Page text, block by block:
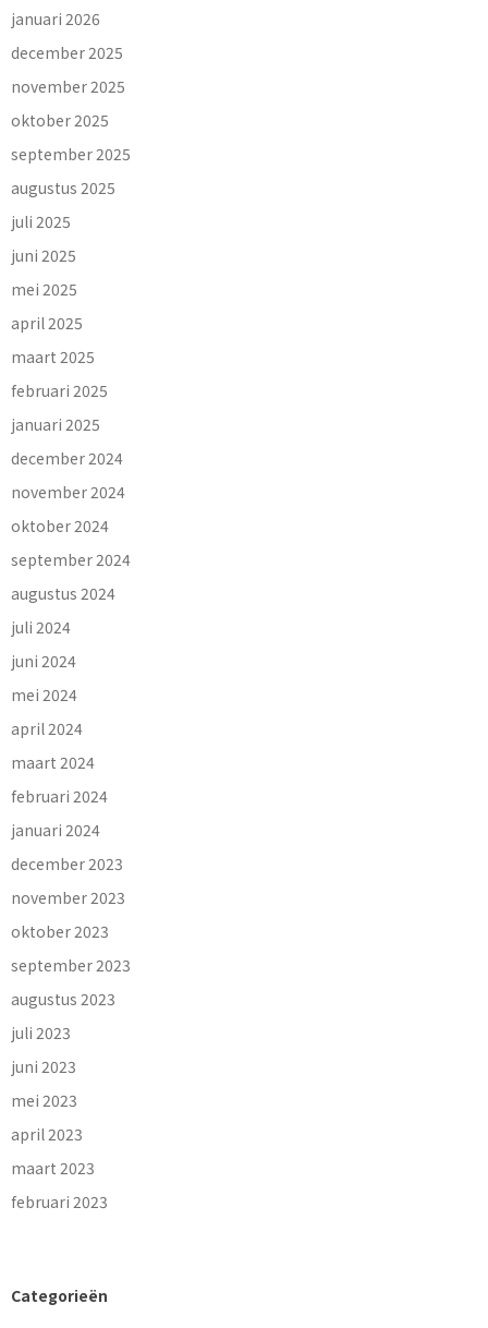
januari 2026
december 2025
november 2025
oktober 2025
september 2025
augustus 2025
juli 2025
juni 2025
mei 2025
april 2025
maart 2025
februari 2025
januari 2025
december 2024
november 2024
oktober 2024
september 2024
augustus 2024
juli 2024
juni 2024
mei 2024
april 2024
maart 2024
februari 2024
januari 2024
december 2023
november 2023
oktober 2023
september 2023
augustus 2023
juli 2023
juni 2023
mei 2023
april 2023
maart 2023
februari 2023
Categorieën